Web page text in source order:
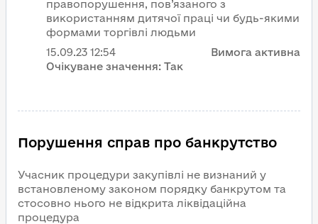
правопорушення, пов’язаного з
використанням дитячої праці чи будь-якими
формами торгівлі людьми
15.09.23 12:54
Вимога активна
Очікуване значення: Так
Порушення справ про банкрутство
Учасник процедури закупівлі не визнаний у
встановленому законом порядку банкрутом та
стосовно нього не відкрита ліквідаційна
процедура